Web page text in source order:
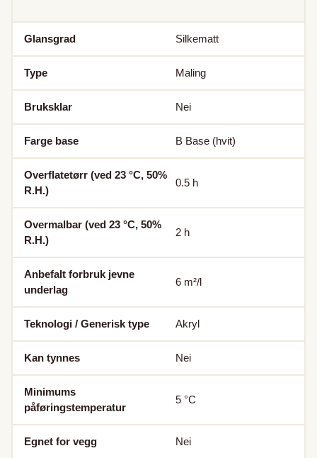
Glansgrad Silkematt
Type Maling
Bruksklar Nei
Farge base B Base (hvit)
Overflatetørr (ved 23 °C, 50%
R.H.)
0.5 h
Overmalbar (ved 23 °C, 50%
R.H.)
2 h
Anbefalt forbruk jevne
underlag
6 m²/l
Teknologi / Generisk type Akryl
Kan tynnes Nei
Minimums
påføringstemperatur
5 °C
Egnet for vegg Nei